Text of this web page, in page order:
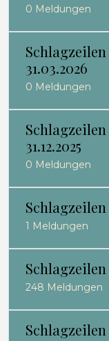
0 Meldungen
Schlagzeilen
31.03.2026
0 Meldungen
Schlagzeilen
31.12.2025
0 Meldungen
Schlagzeilen
1 Meldungen
Schlagzeilen
248 Meldungen
Schlagzeilen